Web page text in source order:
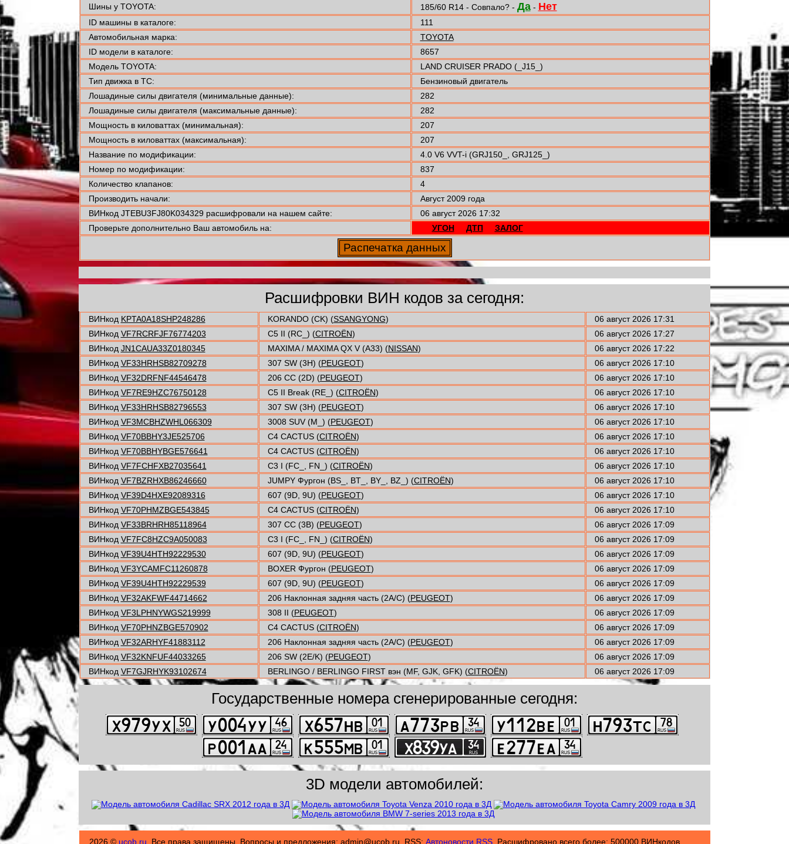
Шины у TOYOTA:
185/60 R14 - Совпало? - Да- Нет
ID машины в каталоге:
111
Автомобильная марка:
TOYOTA
ID модели в каталоге:
8657
Модель TOYOTA:
LAND CRUISER PRADO (_J15_)
Тип движка в ТС:
Бензиновый двигатель
Лошадиные силы двигателя (минимальные данные):
282
Лошадиные силы двигателя (максимальные данные):
282
Мощность в киловаттах (минимальная):
207
Мощность в киловаттах (максимальная):
207
Название по модификации:
4.0 V6 VVT-i (GRJ150_, GRJ125_)
Номер по модификации:
837
Количество клапанов:
4
Производить начали:
Август 2009 года
ВИНкод JTEBU3FJ80K034329 расшифровали на нашем сайте:
06 август 2026 17:32
Проверьте дополнительно Ваш автомобиль на:
УГОН ДТП ЗАЛОГ
Расшифровки ВИН кодов за сегодня:
ВИНкод KPTA0A18SHP248286 KORANDO (CK) (SSANGYONG)
06 август 2026 17:31
ВИНкод VF7RCRFJF76774203 C5 II (RC_) (CITROËN)
06 август 2026 17:27
ВИНкод JN1CAUA33Z0180345 MAXIMA / MAXIMA QX V (A33) (NISSAN)
06 август 2026 17:22
ВИНкод VF33HRHSB82709278 307 SW (3H) (PEUGEOT)
06 август 2026 17:10
ВИНкод VF32DRFNF44546478 206 CC (2D) (PEUGEOT)
06 август 2026 17:10
ВИНкод VF7RE9HZC76750128 C5 II Break (RE_) (CITROËN)
06 август 2026 17:10
ВИНкод VF33HRHSB82796553 307 SW (3H) (PEUGEOT)
06 август 2026 17:10
ВИНкод VF3MCBHZWHL066309 3008 SUV (M_) (PEUGEOT)
06 август 2026 17:10
ВИНкод VF70BBHY3JE525706 C4 CACTUS (CITROËN)
06 август 2026 17:10
ВИНкод VF70BBHYBGE576641 C4 CACTUS (CITROËN)
06 август 2026 17:10
ВИНкод VF7FCHFXB27035641 C3 I (FC_, FN_) (CITROËN)
06 август 2026 17:10
ВИНкод VF7BZRHXB86246660 JUMPY Фургон (BS_, BT_, BY_, BZ_) (CITROËN)
06 август 2026 17:10
ВИНкод VF39D4HXE92089316 607 (9D, 9U) (PEUGEOT)
06 август 2026 17:10
ВИНкод VF70PHMZBGE543845 C4 CACTUS (CITROËN)
06 август 2026 17:10
ВИНкод VF33BRHRH85118964 307 CC (3B) (PEUGEOT)
06 август 2026 17:09
ВИНкод VF7FC8HZC9A050083 C3 I (FC_, FN_) (CITROËN)
06 август 2026 17:09
ВИНкод VF39U4HTH92229530 607 (9D, 9U) (PEUGEOT)
06 август 2026 17:09
ВИНкод VF3YCAMFC11260878 BOXER Фургон (PEUGEOT)
06 август 2026 17:09
ВИНкод VF39U4HTH92229539 607 (9D, 9U) (PEUGEOT)
06 август 2026 17:09
ВИНкод VF32AKFWF44714662 206 Наклонная задняя часть (2A/C) (PEUGEOT)
06 август 2026 17:09
ВИНкод VF3LPHNYWGS219999 308 II (PEUGEOT)
06 август 2026 17:09
ВИНкод VF70PHNZBGE570902 C4 CACTUS (CITROËN)
06 август 2026 17:09
ВИНкод VF32ARHYF41883112 206 Наклонная задняя часть (2A/C) (PEUGEOT)
06 август 2026 17:09
ВИНкод VF32KNFUF44033265 206 SW (2E/K) (PEUGEOT)
06 август 2026 17:09
ВИНкод VF7GJRHYK93102674 BERLINGO / BERLINGO FIRST вэн (MF, GJK, GFK) (CITROËN) 06 август 2026 17:09
Государственные номера сгенерированные сегодня:
3D модели автомобилей:
2026 © ucob.ru . Все права защищены. Вопросы и предложения: admin@ucob.ru. RSS: Автоновости RSS. Расшифровано всего более: 500000 ВИНкодов.